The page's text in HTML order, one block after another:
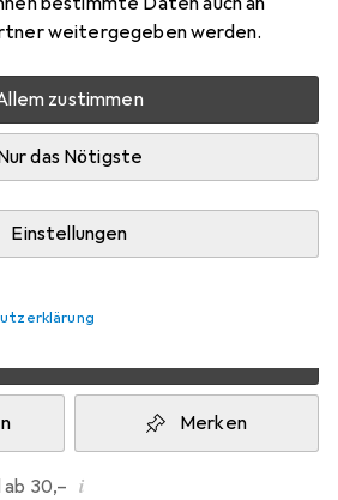
weitergegeben werden.
zustimmen
das Nötigste
Einstellungen
Marke
und Fr, 14.8. geliefert
an Lager beim Drittanbieter
für genaue Lieferzeit
Merken
ab 30,– i